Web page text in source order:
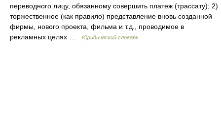
переводного лицу, обязанному совершить платеж (трассату); 2)
торжественное (как правило) представление вновь созданной
фирмы, нового проекта, фильма и т.д., проводимое в
рекламных целях …
Юридический словарь